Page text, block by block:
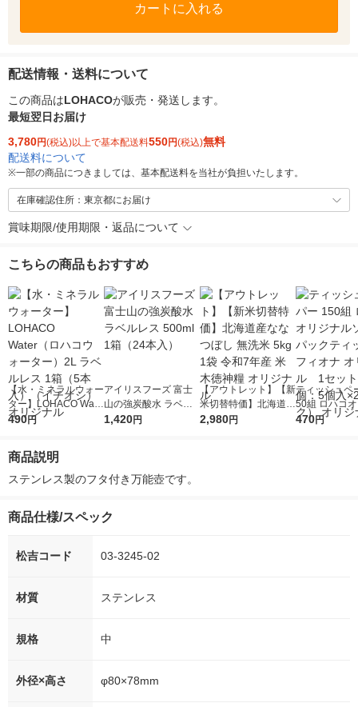
カートに入れる
配送情報・送料について
この商品はLOHACOが販売・発送します。
最短翌日お届け
3,780円(税込)以上で基本配送料550円(税込)無料
配送料について
※一部の商品につきましては、基本配送料を当社が負担いたします。
在庫確認住所：東京都にお届け
賞味期限/使用期限・返品について
こちらの商品もおすすめ
【水・ミネラルウォー
ター】LOHACO Wate
r（ロハコウォータ
シ） オリジナル
490円
アイリスフーズ 富士
山の強炭酸水 ラベル
レス 500ml 1箱（24
1,420円
【アウトレット】【新
米切替特価】北海道産
ななつぼし 無洗米 5k
2,980円
ティッシュペ
50組 ロハコ
ルソフトパッ
470円
商品説明
ステンレス製のフタ付き万能壺です。
商品仕様/スペック
松吉コード 03-3245-02
材質 ステンレス
規格 中
外径×高さ φ80×78mm